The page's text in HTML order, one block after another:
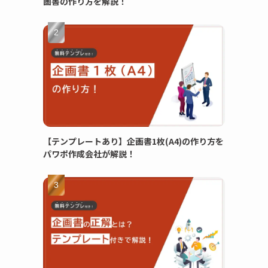
【テンプレートあり】企画書1枚(A4)の作り方を
パワポ作成会社が解説！